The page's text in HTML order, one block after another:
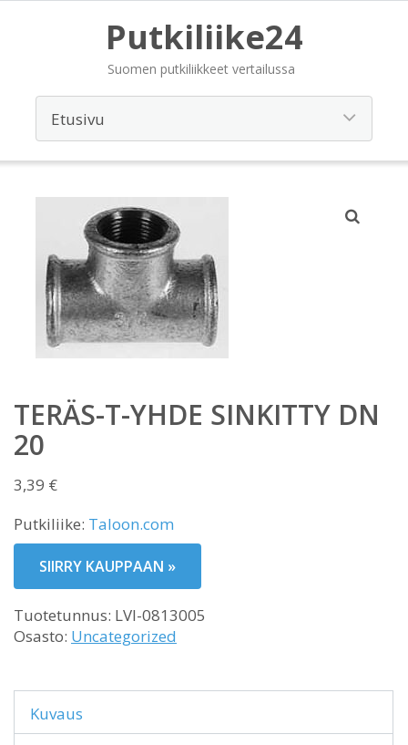
Putkiliike24
Suomen putkiliikkeet vertailussa
TERÄS-T-YHDE SINKITTY DN
20
3,39 €
Putkiliike: Taloon.com
SIIRRY KAUPPAAN »
Tuotetunnus: LVI-0813005
Osasto: Uncategorized
Kuvaus